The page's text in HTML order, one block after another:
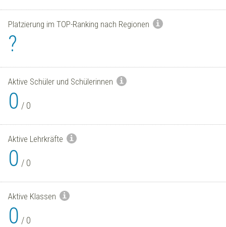
Platzierung im TOP-Ranking nach Regionen
?
Aktive Schüler und Schülerinnen
0 / 0
Aktive Lehrkräfte
0 / 0
Aktive Klassen
0 / 0